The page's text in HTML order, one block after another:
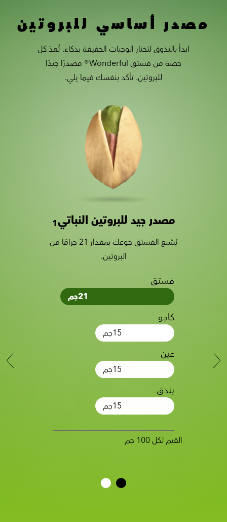
مصدر أساسي للبروتين
ابدأ بالتذوق لتختار الوجبات الخفيفة بذكاء. تُعدّ كل
حصة من فستق Wonderful® مصدرًا جيدًا
للبروتين. تأكد بنفسك فيما يلي.
Slider with nutrition information
Slide 1 of 2
مصدر جيد للبروتين النباتي1
يُشبع الفستق جوعك بمقدار 21 جرامًا من
البروتين.
فستق
21جم
كاجو
15جم
عين
15جم
بندق
15جم
القيم لكل 100 جم